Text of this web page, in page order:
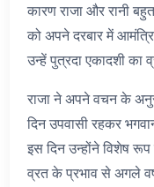
कारण राजा और रानी
को अपने दरबार में
उन्हें पुत्रदा एकादशी का
राजा ने अपने वचन के
दिन उपवासी रहकर
इस दिन उन्होंने विशेष रूप
व्रत के प्रभाव से अगले